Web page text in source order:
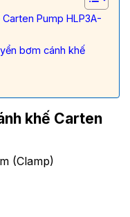
Pump HLP3A-
bơm cánh khế
khế Carten
(Clamp)